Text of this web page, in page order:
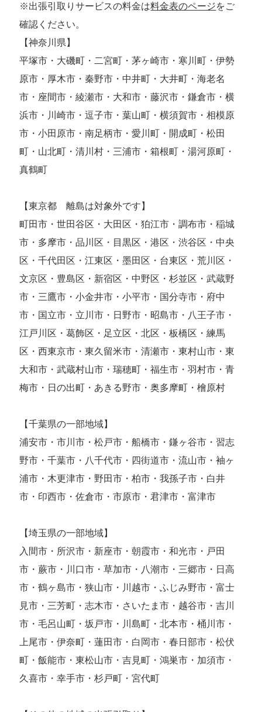
※出張引取りサービスの料金は料金表のページをご
確認ください。
【神奈川県】
平塚市・大磯町・二宮町・茅ヶ崎市・寒川町・伊勢
原市・厚木市・秦野市・中井町・大井町・海老名
市・座間市・綾瀬市・大和市・藤沢市・鎌倉市・横
浜市・川崎市・逗子市・葉山町・横須賀市・相模原
市・小田原市・南足柄市・愛川町・開成町・松田
町・山北町・清川村・三浦市・箱根町・湯河原町・
真鶴町
【東京都 離島は対象外です】
町田市・世田谷区・大田区・狛江市・調布市・稲城
市・多摩市・品川区・目黒区・港区・渋谷区・中央
区・千代田区・江東区・墨田区・台東区・荒川区・
文京区・豊島区・新宿区・中野区・杉並区・武蔵野
市・三鷹市・小金井市・小平市・国分寺市・府中
市・国立市・立川市・日野市・昭島市・八王子市・
江戸川区・葛飾区・足立区・北区・板橋区・練馬
区・西東京市・東久留米市・清瀬市・東村山市・東
大和市・武蔵村山市・瑞穂町・福生市・羽村市・青
梅市・日の出町・あきる野市・奥多摩町・檜原村
【千葉県の一部地域】
浦安市・市川市・松戸市・船橋市・鎌ヶ谷市・習志
野市・千葉市・八千代市・四街道市・流山市・袖ヶ
浦市・木更津市・野田市・柏市・我孫子市・白井
市・印西市・佐倉市・市原市・君津市・富津市
【埼玉県の一部地域】
入間市・所沢市・新座市・朝霞市・和光市・戸田
市・蕨市・川口市・草加市・八潮市・三郷市・日高
市・鶴ヶ島市・狭山市・川越市・ふじみ野市・富士
見市・三芳町・志木市・さいたま市・越谷市・吉川
市・毛呂山町・坂戸市・川島町・北本市・桶川市・
上尾市・伊奈町・蓮田市・白岡市・春日部市・松伏
町・飯能市・東松山市・吉見町・鴻巣市・加須市・
久喜市・幸手市・杉戸町・宮代町